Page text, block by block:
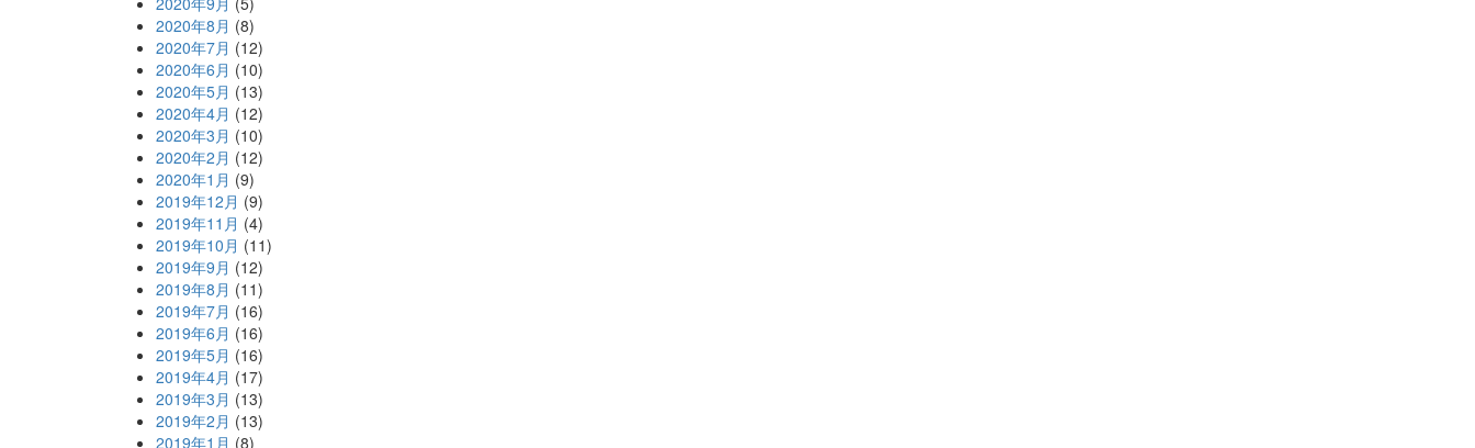
2020年8月 (8)
2020年7月 (12)
2020年6月 (10)
2020年5月 (13)
2020年4月 (12)
2020年3月 (10)
2020年2月 (12)
2020年1月 (9)
2019年12月 (9)
2019年11月 (4)
2019年10月 (11)
2019年9月 (12)
2019年8月 (11)
2019年7月 (16)
2019年6月 (16)
2019年5月 (16)
2019年4月 (17)
2019年3月 (13)
2019年2月 (13)
2019年1月 (8)